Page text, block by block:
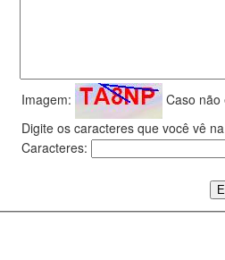
Imagem:
Caso
Digite os caracteres que você vê
Caracteres: